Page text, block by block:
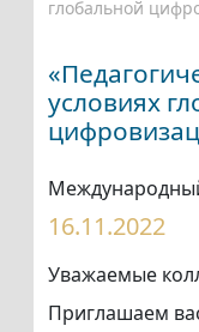
глобальной
условиях
16.11.2022
Уважаемые
Приглашаем